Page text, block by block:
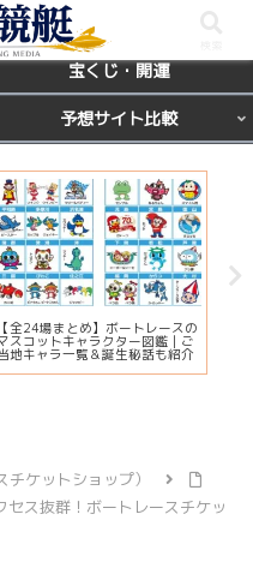
レース場ガイド
宝くじ・開運
予想サイト比較
【全24場まとめ】ボートレースの
スコットキャラクター図鑑｜ご
地キャラ一覧＆誕生秘話も紹介
ケットショップ）
ス抜群！ボートレースチケッ